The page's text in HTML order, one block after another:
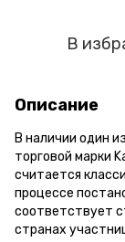
В
Описание
В наличии один
торговой марки
считается
процессе
соответствует
странах